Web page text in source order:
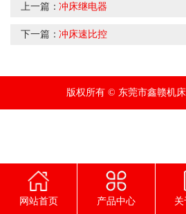
上一篇：冲床继电器
下一篇：冲床速比控
版权所有 © 东莞市鑫赣机
网站首页 产品中心 关